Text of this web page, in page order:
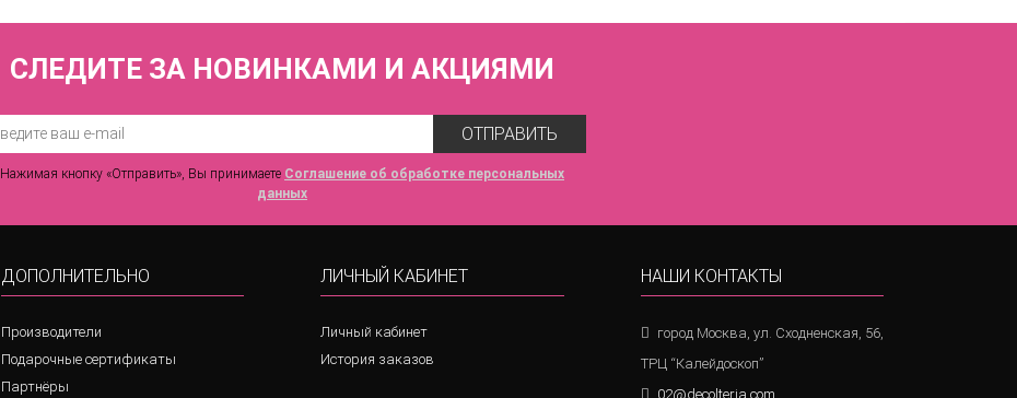
СЛЕДИТЕ ЗА НОВИНКАМИ И АКЦИЯМИ
ОТПРАВИТЬ
Нажимая кнопку «Отправить», Вы принимаете Соглашение об обработке персональных
данных
ДОПОЛНИТЕЛЬНО
Производители
Подарочные сертификаты
Партнёры
ЛИЧНЫЙ КАБИНЕТ
Личный кабинет
История заказов
НАШИ КОНТАКТЫ
город Москва, ул. Сходненская, 56,
ТРЦ “Калейдоскоп”
02@decolteria.com